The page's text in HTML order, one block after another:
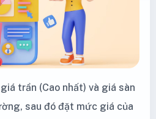
trần (Cao nhất) và giá sàn
sau đó đặt mức giá của